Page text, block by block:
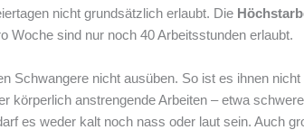
nicht grundsätzlich erlaubt. Die
Woche sind nur noch 40 Arbeitsstunden erlaubt.
Schwangere nicht ausüben. So ist es ihnen
körperlich anstrengende Arbeiten – etwa
es weder kalt noch nass oder laut sein. Auch